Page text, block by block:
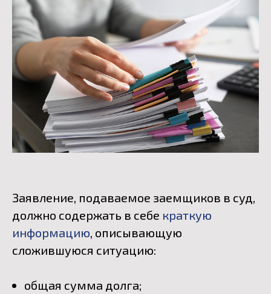
Заявление, подаваемое заемщиков в суд,
должно содержать в себе краткую
информацию, описывающую
сложившуюся ситуацию:
общая сумма долга;